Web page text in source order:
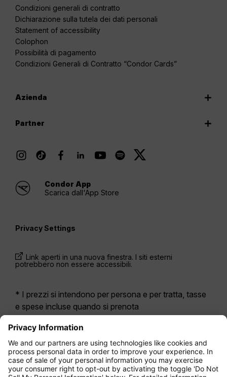
Condizioni generali di contratto
Dichiarazione sulla tutela dei dati personali
Statement of accessibility
Colophon
Possibilità di pagamento
Condizioni Generali di Contratto “Condor Cards”
Azienda
Partner
Condor App
Scarica dall'App Store
Privacy Settings
Link aperti in una nuova finestra. I siti esterni
potrebbero non essere accessibili.
* I prezzi si intendono per persona e per tratta, tasse
e spese incluse quando si prenota
Erano disponibili nelle ultime 24 ore e potrebbero non
essere più aggiornati. Le tariffe indicate per
l’Economy Class sono solitamente Economy Zero,
la nostra opzione di tariffa più limitata. Potrebbero